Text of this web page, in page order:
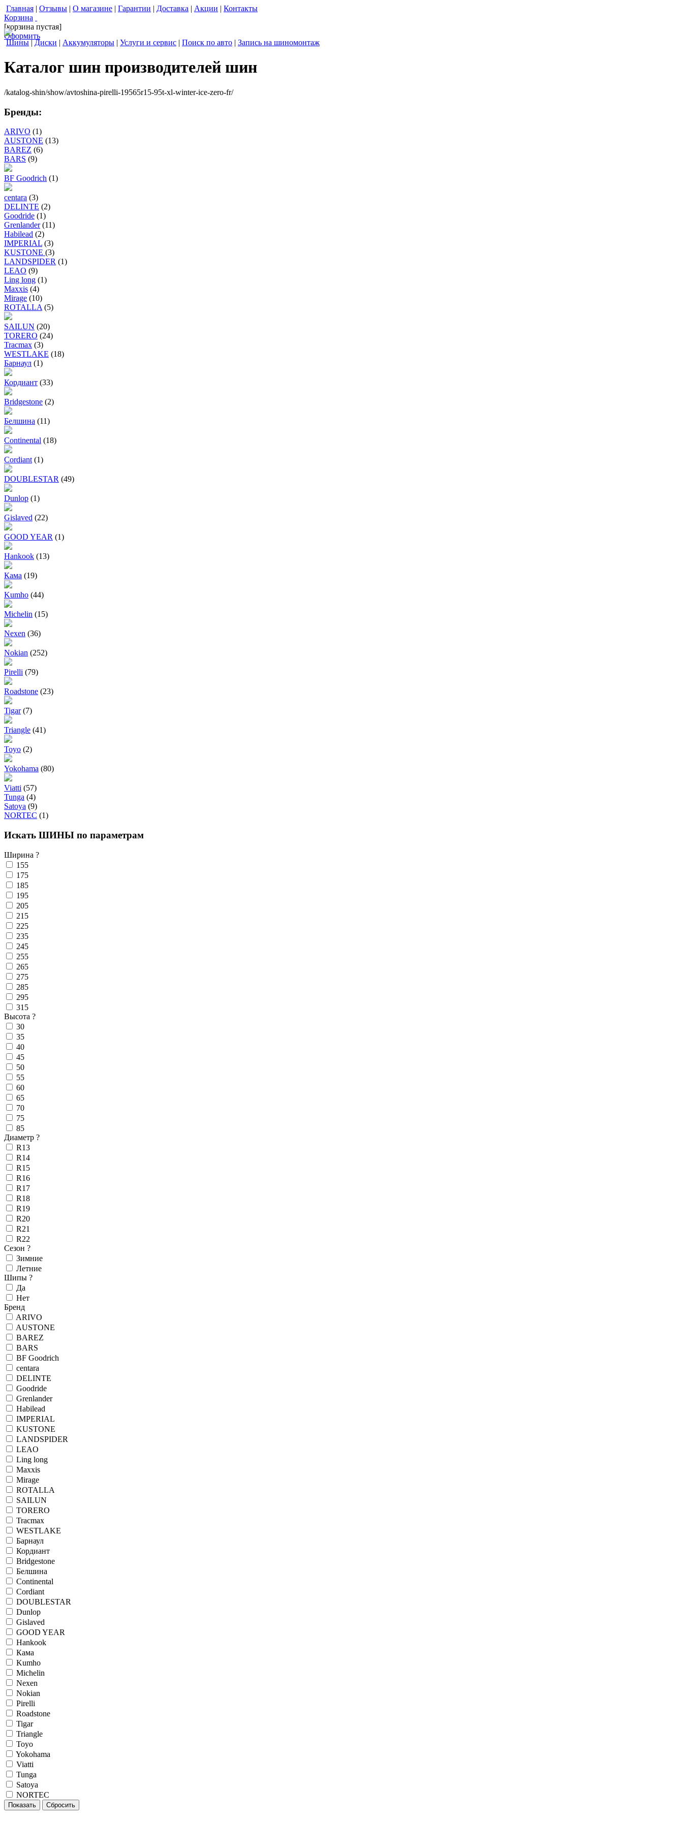
Главная | Отзывы | О магазине | Гарантии | Доставка | Акции | Контакты
Корзина
[корзина пустая]
Оформить
Шины | Диски | Аккумуляторы | Услуги и сервис | Поиск по авто | Запись на шиномонтаж
Каталог шин производителей шин
/katalog-shin/show/avtoshina-pirelli-19565r15-95t-xl-winter-ice-zero-fr/
Бренды:
ARIVO (1)
AUSTONE (13)
BAREZ (6)
BARS (9)
BF Goodrich (1)
centara (3)
DELINTE (2)
Goodride (1)
Grenlander (11)
Habilead (2)
IMPERIAL (3)
KUSTONE (3)
LANDSPIDER (1)
LEAO (9)
Ling long (1)
Maxxis (4)
Mirage (10)
ROTALLA (5)
SAILUN (20)
TORERO (24)
Tracmax (3)
WESTLAKE (18)
Барнаул (1)
Кордиант (33)
Bridgestone (2)
Белшина (11)
Continental (18)
Cordiant (1)
DOUBLESTAR (49)
Dunlop (1)
Gislaved (22)
GOOD YEAR (1)
Hankook (13)
Кама (19)
Kumho (44)
Michelin (15)
Nexen (36)
Nokian (252)
Pirelli (79)
Roadstone (23)
Tigar (7)
Triangle (41)
Toyo (2)
Yokohama (80)
Viatti (57)
Tunga (4)
Satoya (9)
NORTEC (1)
Искать ШИНЫ по параметрам
Ширина ?
155
175
185
195
205
215
225
235
245
255
265
275
285
295
315
Высота ?
30
35
40
45
50
55
60
65
70
75
85
Диаметр ?
R13
R14
R15
R16
R17
R18
R19
R20
R21
R22
Сезон ?
Зимние
Летние
Шипы ?
Да
Нет
Бренд
ARIVO
AUSTONE
BAREZ
BARS
BF Goodrich
centara
DELINTE
Goodride
Grenlander
Habilead
IMPERIAL
KUSTONE
LANDSPIDER
LEAO
Ling long
Maxxis
Mirage
ROTALLA
SAILUN
TORERO
Tracmax
WESTLAKE
Барнаул
Кордиант
Bridgestone
Белшина
Continental
Cordiant
DOUBLESTAR
Dunlop
Gislaved
GOOD YEAR
Hankook
Кама
Kumho
Michelin
Nexen
Nokian
Pirelli
Roadstone
Tigar
Triangle
Toyo
Yokohama
Viatti
Tunga
Satoya
NORTEC
Показать Сбросить